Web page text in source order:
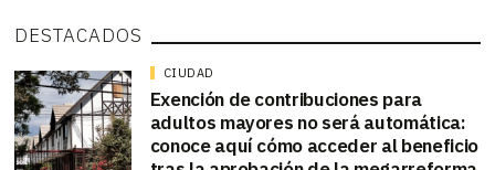
DESTACADOS
CIUDAD
Exención de contribuciones para
adultos mayores no será automática:
conoce aquí cómo acceder al beneficio